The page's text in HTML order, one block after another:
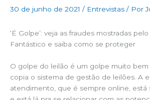
30 de junho de 2021 / Entrevistas / Por
‘É Golpe’: veja as fraudes mostradas
Fantástico e saiba como se proteger
O golpe do leilão é um golpe muito
copia o sistema de gestão de leilões. A
atendimento, que é sempre online, está